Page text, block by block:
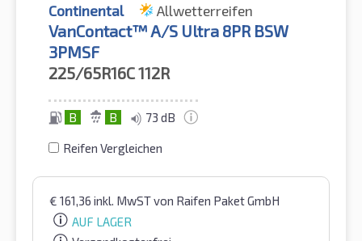
Continental Allwetterreifen
VanContact™ A/S Ultra 8PR BSW
3PMSF
225/65R16C112R
B B 73 dB
Reifen Vergleichen
€ 161,36 inkl. MwSTvon Raifen Paket GmbH
AUF LAGER